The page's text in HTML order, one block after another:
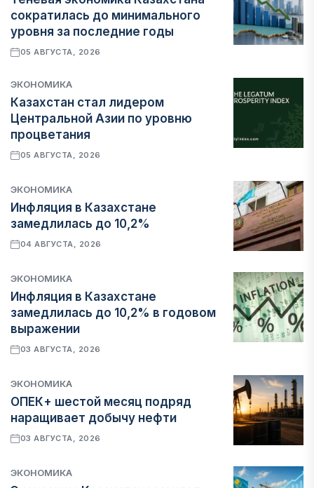
сократилась до минимального
уровня за последние годы
05 АВГУСТА, 2026
ЭКОНОМИКА
Казахстан стал лидером
Центральной Азии по уровню
процветания
05 АВГУСТА, 2026
ЭКОНОМИКА
Инфляция в Казахстане
замедлилась до 10,2%
04 АВГУСТА, 2026
ЭКОНОМИКА
Инфляция в Казахстане
замедлилась до 10,2% в годовом
выражении
03 АВГУСТА, 2026
ЭКОНОМИКА
ОПЕК+ шестой месяц подряд
наращивает добычу нефти
03 АВГУСТА, 2026
ЭКОНОМИКА